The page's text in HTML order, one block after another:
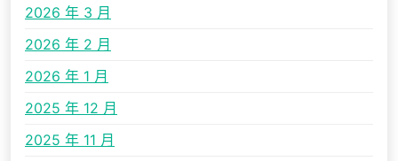
2026 年 3 月
2026 年 2 月
2026 年 1 月
2025 年 12 月
2025 年 11 月